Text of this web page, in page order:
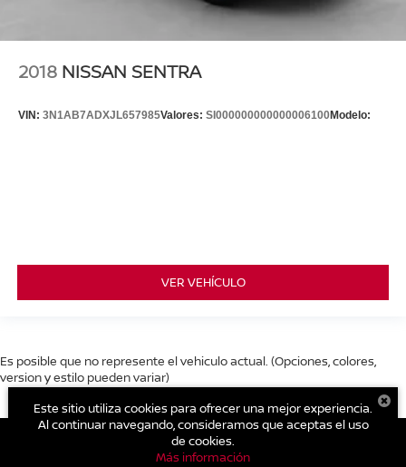
2018 NISSAN SENTRA
VIN: 3N1AB7ADXJL657985Valores: SI000000000000006100Modelo:
VER VEHÍCULO
Es posible que no represente el vehiculo actual. (Opciones, colores,
version y estilo pueden variar)
Este sitio utiliza cookies para ofrecer una mejor experiencia.
Al continuar navegando, consideramos que aceptas el uso
de cookies.
Más información